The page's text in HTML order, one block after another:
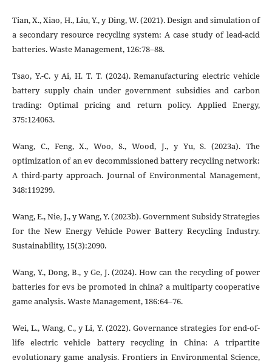
Tian, X., Xiao, H., Liu, Y., y Ding, W. (2021). Design and simulation of
a secondary resource recycling system: A case study of lead-acid
batteries. Waste Management, 126:78–88.
Tsao, Y.-C. y Ai, H. T. T. (2024). Remanufacturing electric vehicle
battery supply chain under government subsidies and carbon
trading: Optimal pricing and return policy. Applied Energy,
375:124063.
Wang, C., Feng, X., Woo, S., Wood, J., y Yu, S. (2023a). The
optimization of an ev decommissioned battery recycling network:
A third-party approach. Journal of Environmental Management,
348:119299.
Wang, E., Nie, J., y Wang, Y. (2023b). Government Subsidy Strategies
for the New Energy Vehicle Power Battery Recycling Industry.
Sustainability, 15(3):2090.
Wang, Y., Dong, B., y Ge, J. (2024). How can the recycling of power
batteries for evs be promoted in china? a multiparty cooperative
game analysis. Waste Management, 186:64–76.
Wei, L., Wang, C., y Li, Y. (2022). Governance strategies for end-of-
life electric vehicle battery recycling in China: A tripartite
evolutionary game analysis. Frontiers in Environmental Science,